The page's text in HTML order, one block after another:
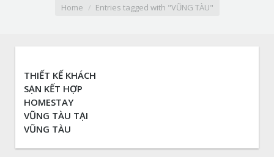
Home Entries tagged with "VŨNG TÀU"
THIẾT KẾ KHÁCH
SẠN KẾT HỢP
HOMESTAY
VŨNG TÀU TẠI
VŨNG TÀU